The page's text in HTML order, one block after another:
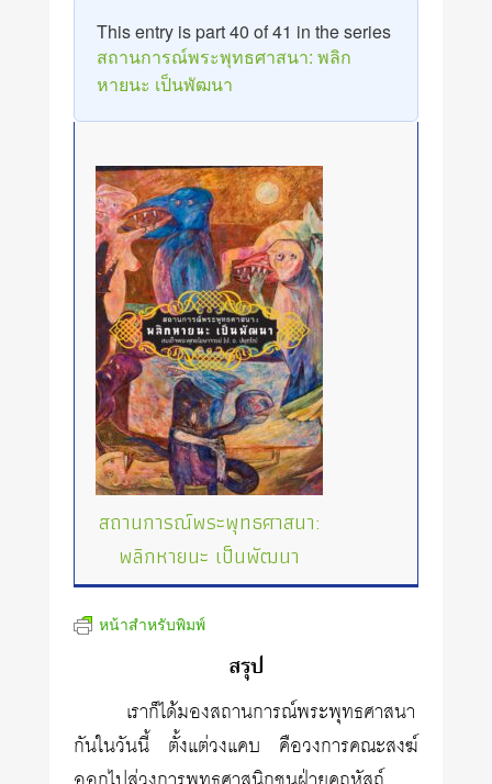
This entry is part 40 of 41 in the series
สถานการณ์พระพุทธศาสนา: พลิก
หายนะ เป็นพัฒนา
สถานการณ์พระพุทธศาสนา:
พลิกหายนะ เป็นพัฒนา
หน้าสำหรับพิมพ์
สรุป
เราก็ได้มองสถานการณ์พระพุทธศาสนา
กันในวันนี้ ตั้งแต่วงแคบ คือวงการคณะสงฆ์